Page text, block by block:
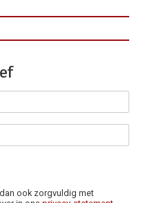
ook zorgvuldig met